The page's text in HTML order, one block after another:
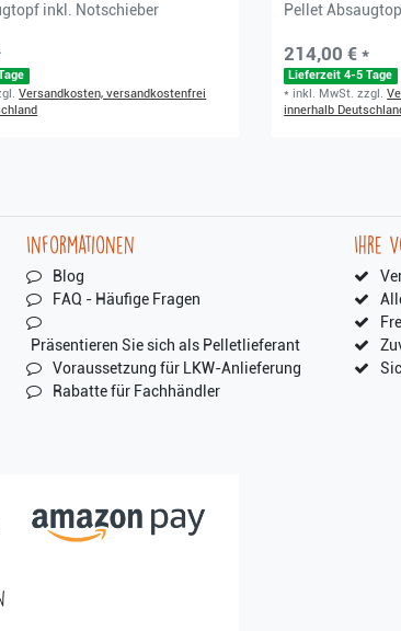
inkl. Notschieber
Versandkosten, versandkostenfrei
Pellet
214,00 € *
Lieferzeit 4-5 Tage
* inkl. MwSt. zzgl.
innerhalb
Informationen
Blog
FAQ - Häufige Fragen
Präsentieren Sie sich als Pelletlieferant
Voraussetzung für LKW-Anlieferung
Rabatte für Fachhändler
Ihre